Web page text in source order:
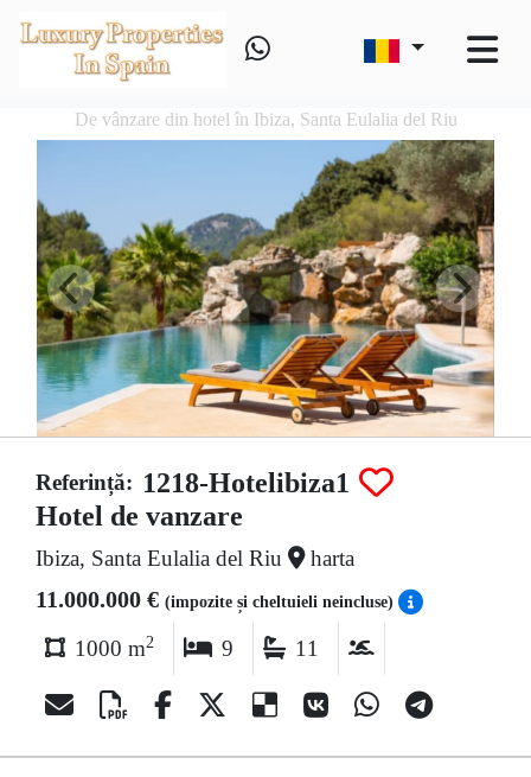
De vânzare din hotel în Ibiza, Santa Eulalia del Riu
Referință: 1218-Hotelibiza1
Hotel de vanzare
Ibiza, Santa Eulalia del Riu harta
11.000.000 € (impozite și cheltuieli neincluse)
1000 m2 9 11